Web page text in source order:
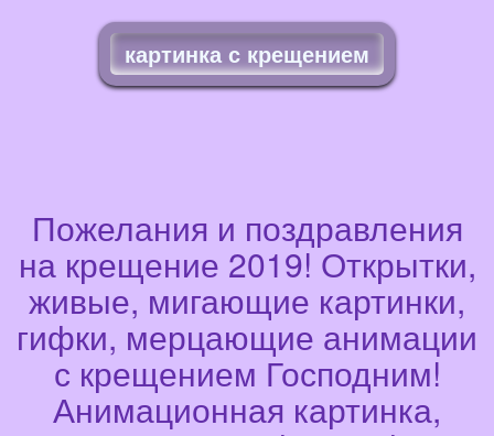
картинка с крещением
Пожелания и поздравления
на крещение 2019! Открытки,
живые, мигающие картинки,
гифки, мерцающие анимации
с крещением Господним!
Анимационная картинка,